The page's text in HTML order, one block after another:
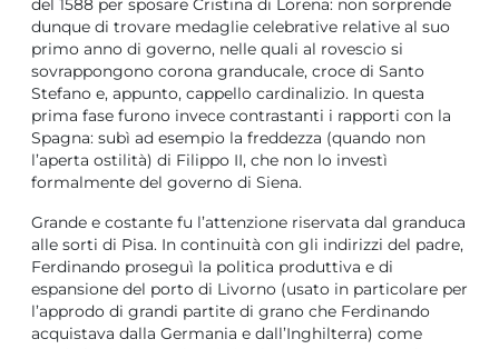
dunque di trovare medaglie celebrative relative al suo
primo anno di governo, nelle quali al rovescio si
sovrappongono corona granducale, croce di Santo
Stefano e, appunto, cappello cardinalizio. In questa
prima fase furono invece contrastanti i rapporti con la
Spagna: subì ad esempio la freddezza (quando non
l’aperta ostilità) di Filippo II, che non lo investì
formalmente del governo di Siena.
Grande e costante fu l’attenzione riservata dal granduca
alle sorti di Pisa. In continuità con gli indirizzi del padre,
Ferdinando proseguì la politica produttiva e di
espansione del porto di Livorno (usato in particolare per
l’approdo di grandi partite di grano che Ferdinando
acquistava dalla Germania e dall’Inghilterra) come